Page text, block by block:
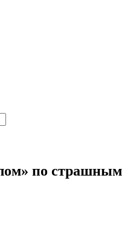
по страшным